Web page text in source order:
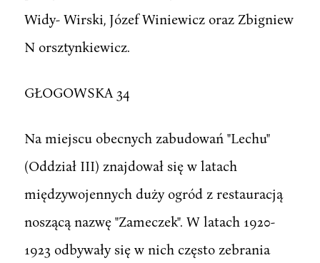
Widy- Wirski, Józef Winiewicz oraz Zbigniew
N orsztynkiewicz.
GŁOGOWSKA 34
Na miejscu obecnych zabudowań "Lechu"
(Oddział III) znajdował się w latach
międzywojennych duży ogród z restauracją
noszącą nazwę "Zameczek". W latach 1920-
1923 odbywały się w nich często zebrania